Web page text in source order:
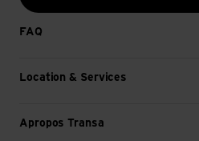
FAQ
Location & Services
Apropos Transa